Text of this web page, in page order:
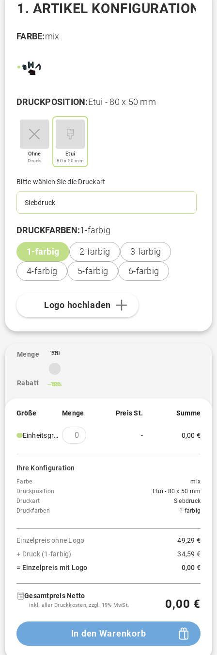
1. ARTIKEL KONFIGURATION
FARBE:mix
DRUCKPOSITION:Etui - 80 x 50 mm
Ohne
Druck
Etui
80 x 50 mm
Bitte wählen Sie die Druckart
Siebdruck
DRUCKFARBEN:1-farbig
1-farbig 2-farbig
3-farbig
4-farbig
5-farbig 6-farbig
Logo hochladen
Menge
Rabatt
1
10
-5%
25
-7%
50
-10%
100
-13%
Größe Menge Preis St. Summe
Einheitsgröße - 0,00 €
Ihre Konfiguration
Farbe
mix
Druckposition
Etui - 80 x 50 mm
Druckart
Siebdruck
Druckfarben
1-farbig
Einzelpreis ohne Logo
49,29 €
+ Druck (1-farbig)
34,59 €
= Einzelpreis mit Logo
0,00 €
Gesamtpreis Netto
inkl. aller Druckkosten, zzgl. 19% MwSt. 0,00 €
In den Warenkorb